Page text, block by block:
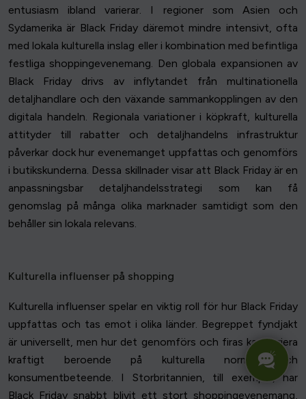
entusiasm ibland varierar. I regioner som Asien och
Sydamerika är Black Friday däremot mindre intensivt, ofta
med lokala kulturella inslag eller i kombination med befintliga
festliga shoppingevenemang. Den globala expansionen av
Black Friday drivs av inflytandet från multinationella
detaljhandlare och den växande sammankopplingen av den
digitala handeln. Regionala variationer i köpkraft, kulturella
attityder till rabatter och detaljhandelns infrastruktur
påverkar dock hur evenemanget uppfattas och genomförs
i butikskunderna. Dessa skillnader visar att Black Friday är en
anpassningsbar detaljhandelsstrategi som kan få
genomslag på många olika marknader samtidigt som den
behåller sin lokala relevans.
Kulturella influenser på shopping
Kulturella influenser spelar en viktig roll för hur Black Friday
uppfattas och tas emot i olika länder. Begreppet fyndjakt
är universellt, men hur det genomförs och firas kan variera
kraftigt beroende på kulturella normer och
konsumentbeteende. I Storbritannien, till exempel, har
Black Friday snabbt blivit ett stort shoppingevenemang,